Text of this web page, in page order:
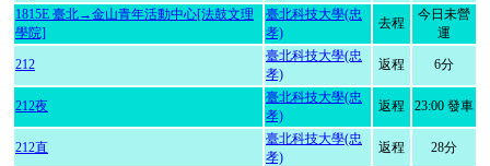
1815E 臺北→金山青年活動中心[法鼓文理
學院]
臺北科技大學(忠
孝)
去程
今日未營
運
212
臺北科技大學(忠
孝)
返程 6分
212夜
臺北科技大學(忠
孝)
返程 23:00 發車
212直
臺北科技大學(忠
孝)
返程 28分